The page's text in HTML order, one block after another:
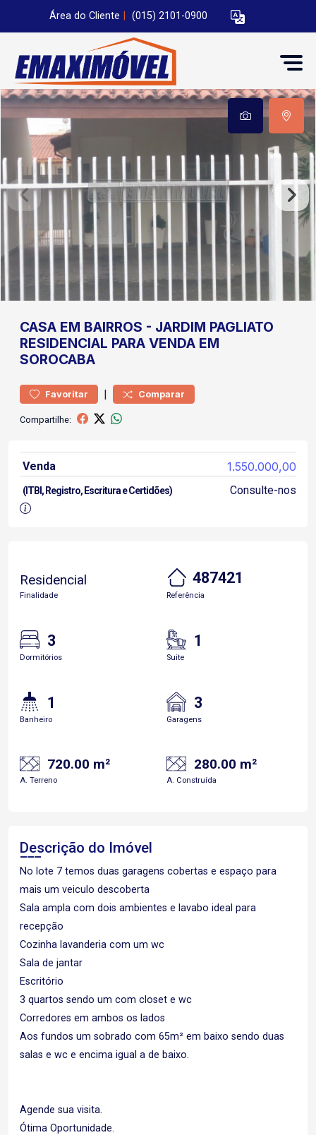
Área do Cliente (015) 2101-0900
CASA EM BAIRROS - JARDIM PAGLIATO
RESIDENCIAL PARA VENDA EM
SOROCABA
Favoritar | Comparar
Compartilhe:
Venda 1.550.000,00
(ITBI, Registro, Escritura e Certidões) Consulte-nos
Residencial
Finalidade
487421
Referência
3
Dormitórios
1
Suite
1
Banheiro
3
Garagens
720.00 m²
A. Terreno
280.00 m²
A. Construída
Descrição do Imóvel
No lote 7 temos duas garagens cobertas e espaço para
mais um veiculo descoberta
Sala ampla com dois ambientes e lavabo ideal para
recepção
Cozinha lavanderia com um wc
Sala de jantar
Escritório
3 quartos sendo um com closet e wc
Corredores em ambos os lados
Aos fundos um sobrado com 65m² em baixo sendo duas
salas e wc e encima igual a de baixo.
Agende sua visita.
Ótima Oportunidade.